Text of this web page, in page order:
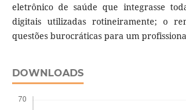
eletrônico de saúde que integrasse
digitais utilizadas rotineiramente; o
questões burocráticas para um
DOWNLOADS